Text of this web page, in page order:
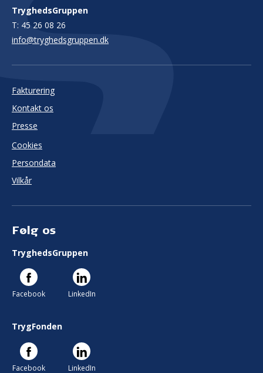
TryghedsGruppen
T: 45 26 08 26
info@tryghedsgruppen.dk
Fakturering
Kontakt os
Presse
Cookies
Persondata
Vilkår
Følg os
TryghedsGruppen
Facebook LinkedIn
TrygFonden
Facebook LinkedIn